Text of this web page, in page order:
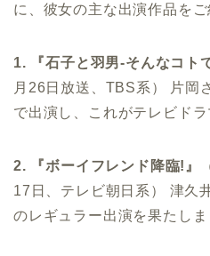
に、彼女の主な出演作品をご
1. 『石子と羽男-そんなコト
月26日放送、TBS系） 片岡
で出演し、これがテレビド
2. 『ボーイフレンド降臨!』
17日、テレビ朝日系） 津久
のレギュラー出演を果たしま